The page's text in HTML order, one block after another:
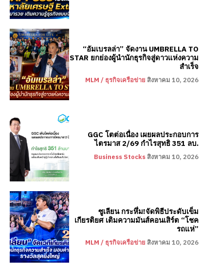
“อัมเบรลล่า” จัดงาน UMBRELLA TO
STAR ยกย่องผู้นำนักธุรกิจสู่ดาวแห่งความ
สำเร็จ
MLM / ธุรกิจเครือข่าย สิงหาคม 10, 2026
GGC โตต่อเนื่อง เผยผลประกอบการ
ไตรมาส 2/69 กำไรสุทธิ 351 ลบ.
Business Stocks สิงหาคม 10, 2026
ซูเลียน กระหึ่ม!จัดพิธีประดับเข็ม
เกียรติยศ เติมความมันส์คอนเสิร์ต “โชค
รถแห่”
MLM / ธุรกิจเครือข่าย สิงหาคม 10, 2026